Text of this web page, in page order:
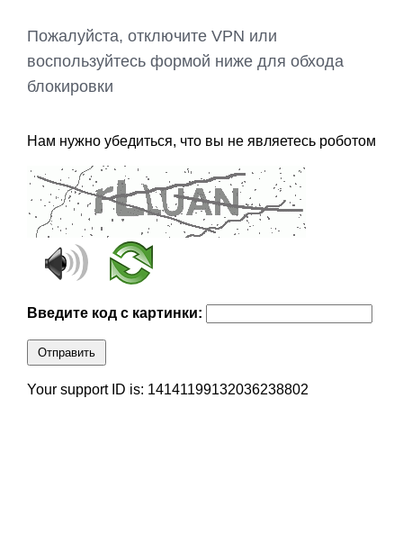
Пожалуйста, отключите VPN или
воспользуйтесь формой ниже для обхода
блокировки
Нам нужно убедиться, что вы не являетесь роботом
Введите код с картинки:
Отправить
Your support ID is: 14141199132036238802